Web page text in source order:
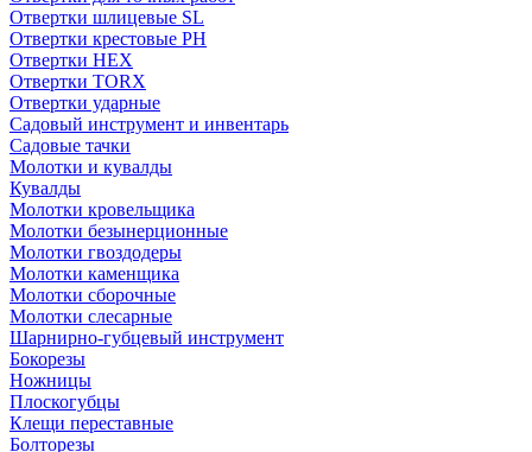
Отвертки шлицевые SL
Отвертки крестовые PH
Отвертки HEX
Отвертки TORX
Отвертки ударные
Садовый инструмент и инвентарь
Садовые тачки
Молотки и кувалды
Кувалды
Молотки кровельщика
Молотки безынерционные
Молотки гвоздодеры
Молотки каменщика
Молотки сборочные
Молотки слесарные
Шарнирно-губцевый инструмент
Бокорезы
Ножницы
Плоскогубцы
Клещи переставные
Болторезы